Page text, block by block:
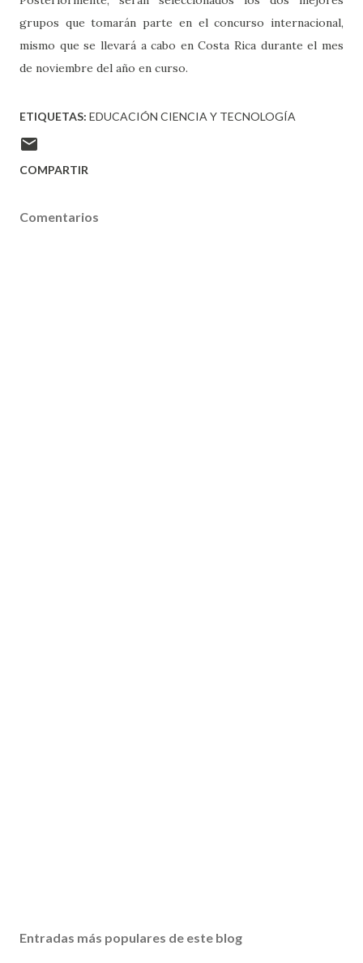
grupos que tomarán parte en el concurso internacional,
mismo que se llevará a cabo en Costa Rica durante el mes
de noviembre del año en curso.
ETIQUETAS: EDUCACIÓN CIENCIA Y TECNOLOGÍA
COMPARTIR
Comentarios
Entradas más populares de este blog